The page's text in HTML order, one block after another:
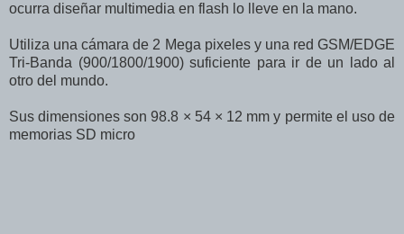
ocurra diseñar multimedia en flash lo lleve en la mano.
Utiliza una cámara de 2 Mega pixeles y una red GSM/EDGE
Tri-Banda (900/1800/1900) suficiente para ir de un lado al
otro del mundo.
Sus dimensiones son 98.8 × 54 × 12 mm y permite el uso de
memorias SD micro